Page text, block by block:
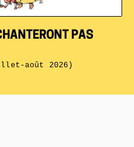
PAS
août 2026)